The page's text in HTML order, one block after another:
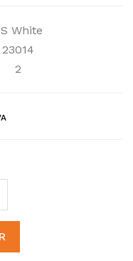
White
23014
2